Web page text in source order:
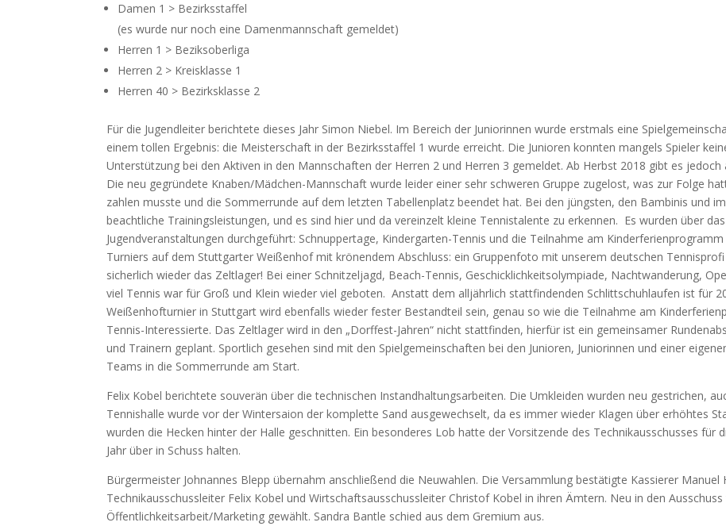
Damen 1 > Bezirksstaffel
(es wurde nur noch eine Damenmannschaft gemeldet)
Herren 1 > Beziksoberliga
Herren 2 > Kreisklasse 1
Herren 40 > Bezirksklasse 2
Für die Jugendleiter berichtete dieses Jahr Simon Niebel. Im Bereich der Juniorinnen wurde erstmals eine
einem tollen Ergebnis: die Meisterschaft in der Bezirksstaffel 1 wurde erreicht. Die Junioren konnten mangels Spieler
Unterstützung bei den Aktiven in den Mannschaften der Herren 2 und Herren 3 gemeldet. Ab Herbst 2018 gibt es
Die neu gegründete Knaben/Mädchen-Mannschaft wurde leider einer sehr schweren Gruppe zugelost, was zur Folge
zahlen musste und die Sommerrunde auf dem letzten Tabellenplatz beendet hat. Bei den jüngsten, den Bambinis und
beachtliche Trainingsleistungen, und es sind hier und da vereinzelt kleine Tennistalente zu erkennen. Es wurden über
Jugendveranstaltungen durchgeführt: Schnuppertage, Kindergarten-Tennis und die Teilnahme am
Turniers auf dem Stuttgarter Weißenhof mit krönendem Abschluss: ein Gruppenfoto mit unserem deutschen
sicherlich wieder das Zeltlager! Bei einer Schnitzeljagd, Beach-Tennis, Geschicklichkeitsolympiade, Nachtwanderung,
viel Tennis war für Groß und Klein wieder viel geboten. Anstatt dem alljährlich stattfindenden Schlittschuhlaufen ist für
Weißenhofturnier in Stuttgart wird ebenfalls wieder fester Bestandteil sein, genau so wie die Teilnahme am
Tennis-Interessierte. Das Zeltlager wird in den „Dorffest-Jahren“ nicht stattfinden, hierfür ist ein gemeinsamer
und Trainern geplant. Sportlich gesehen sind mit den Spielgemeinschaften bei den Junioren, Juniorinnen und einer
Teams in die Sommerrunde am Start.
Felix Kobel berichtete souverän über die technischen Instandhaltungsarbeiten. Die Umkleiden wurden neu gestrichen,
Tennishalle wurde vor der Wintersaion der komplette Sand ausgewechselt, da es immer wieder Klagen über erhöhtes
wurden die Hecken hinter der Halle geschnitten. Ein besonderes Lob hatte der Vorsitzende des Technikausschusses für
Jahr über in Schuss halten.
Bürgermeister Johnannes Blepp übernahm anschließend die Neuwahlen. Die Versammlung bestätigte Kassierer
Technikausschussleiter Felix Kobel und Wirtschaftsausschussleiter Christof Kobel in ihren Ämtern. Neu in den
Öffentlichkeitsarbeit/Marketing gewählt. Sandra Bantle schied aus dem Gremium aus.